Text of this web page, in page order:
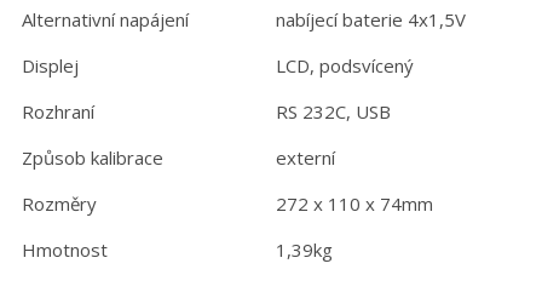
Alternativní napájení
nabíjecí baterie 4x1,5V
Displej
LCD, podsvícený
Rozhraní
RS 232C, USB
Způsob kalibrace
externí
Rozměry
272 x 110 x 74mm
Hmotnost
1,39kg